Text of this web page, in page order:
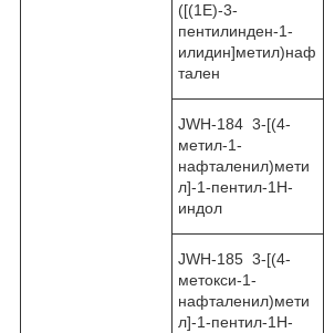
([(1E)-3-
пентилинден-1-
илидин]метил)наф
тален
JWH-184 3-[(4-
метил-1-
нафталенил)мети
л]-1-пентил-1H-
индол
JWH-185 3-[(4-
метокси-1-
нафталенил)мети
л]-1-пентил-1H-